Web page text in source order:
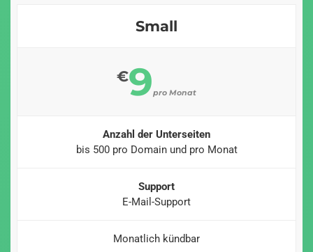
Small
€9pro Monat
Anzahl der Unterseiten
bis 500 pro Domain und pro Monat
Support
E-Mail-Support
Monatlich kündbar